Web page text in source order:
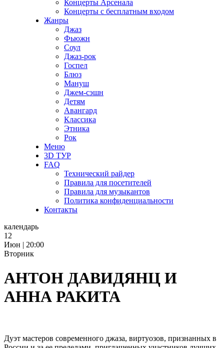
Концерты Арсенала
Концерты с бесплатным входом
Жанры
Джаз
Фьюжн
Соул
Джаз-рок
Госпел
Блюз
Мануш
Джем-сэшн
Детям
Авангард
Классика
Этника
Рок
Меню
3D ТУР
FAQ
Технический райдер
Правила для посетителей
Правила для музыкантов
Политика конфиденциальности
Контакты
календарь
12
Июн | 20:00
Вторник
АНТОН ДАВИДЯНЦ И
АННА РАКИТА
Дуэт мастеров современного джаза, виртуозов, признанных в